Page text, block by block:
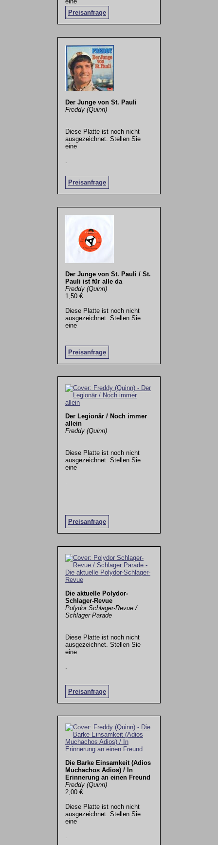
Preisanfrage
.
Der Junge von St. Pauli
Freddy (Quinn)
Diese Platte ist noch nicht
ausgezeichnet. Stellen Sie
eine
Preisanfrage
Der Junge von St. Pauli / St.
Pauli ist für alle da
Freddy (Quinn)
1,50 €
Diese Platte ist noch nicht
ausgezeichnet. Stellen Sie
eine
Preisanfrage
.
Der Legionär / Noch immer
allein
Freddy (Quinn)
Diese Platte ist noch nicht
ausgezeichnet. Stellen Sie
eine
Preisanfrage
Die aktuelle Polydor-
Schlager-Revue
Polydor Schlager-Revue /
Schlager Parade
Diese Platte ist noch nicht
ausgezeichnet. Stellen Sie
eine
Preisanfrage
Die Barke Einsamkeit (Adios
Muchachos Adios) / In
Erinnerung an einen Freund
Freddy (Quinn)
2,00 €
Diese Platte ist noch nicht
ausgezeichnet. Stellen Sie
eine
.